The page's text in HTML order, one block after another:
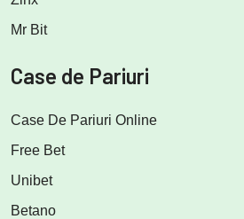
Mr Bit
Case de Pariuri
Case De Pariuri Online
Free Bet
Unibet
Betano